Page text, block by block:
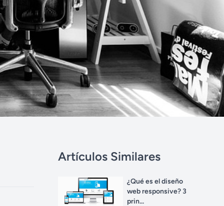
Artículos Similares
¿Qué es el diseño
web responsive? 3
prin...